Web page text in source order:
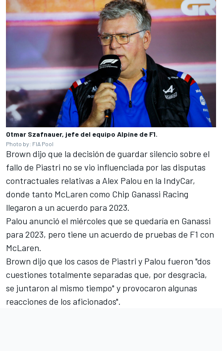
Otmar Szafnauer, jefe del equipo Alpine de F1.
Photo by: FIA Pool
Brown dijo que la decisión de guardar silencio sobre el
fallo de Piastri no se vio influenciada por las disputas
contractuales relativas a Alex Palou en la IndyCar,
donde tanto McLaren como Chip Ganassi Racing
llegaron a un acuerdo para 2023.
Palou anunció el miércoles que se quedaría en Ganassi
para 2023, pero tiene un acuerdo de pruebas de F1 con
McLaren.
Brown dijo que los casos de Piastri y Palou fueron "dos
cuestiones totalmente separadas que, por desgracia,
se juntaron al mismo tiempo" y provocaron algunas
reacciones de los aficionados".